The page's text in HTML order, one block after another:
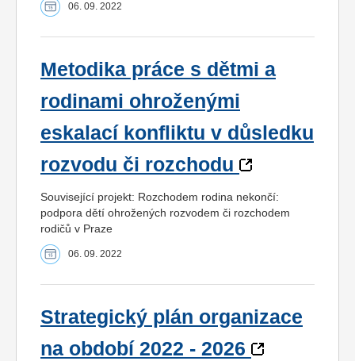
06. 09. 2022
Metodika práce s dětmi a
rodinami ohroženými
eskalací konfliktu v důsledku
rozvodu či rozchodu
Související projekt: Rozchodem rodina nekončí:
podpora dětí ohrožených rozvodem či rozchodem
rodičů v Praze
06. 09. 2022
Strategický plán organizace
na období 2022 - 2026